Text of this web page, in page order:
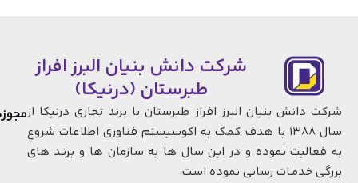
شرکت دانش بنیان البرز افراز
طبرستان (درنیکا)
شرکت دانش بنیان البرز افراز طبرستان با برند تجاری درنیکا از
سال 1388 با هدف کمک به اکوسیستم فناوری اطلاعات شروع
به فعالیت نموده و در این سال ها به سازمان ها و برنـد های
بزرگی خدمـات رسانی نموده است.
مجوزها